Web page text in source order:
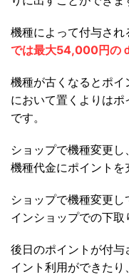
機種によって付与され
では最大54,000円の
機種が古くなるとポ
において置くよりは
です。
ショップで機種変更し
機種代金にポイントを
ショップで機種変更
インショップでの下取
後日のポイントが付
イント利用ができた